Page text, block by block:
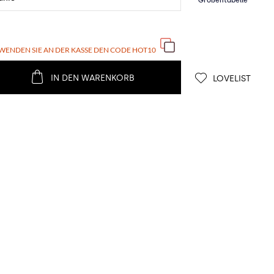
SIE AN DER KASSE DEN CODE HOT10
IN DEN WARENKORB LOVELIST